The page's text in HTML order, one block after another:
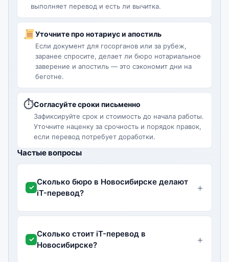
выполняет перевод и есть ли вычитка.
Уточните про нотариус и апостиль
Если документ для госорганов или за рубеж,
заранее спросите, делает ли бюро нотариальное
заверение и апостиль — это сэкономит дни на
беготне.
⏱Согласуйте сроки письменно
Зафиксируйте срок и стоимость до начала работы.
Уточните наценку за срочность и порядок правок,
если перевод потребует доработки.
Частые вопросы
Сколько бюро в Новосибирске делают
iT-перевод?
Сколько стоит iT-перевод в
Новосибирске?